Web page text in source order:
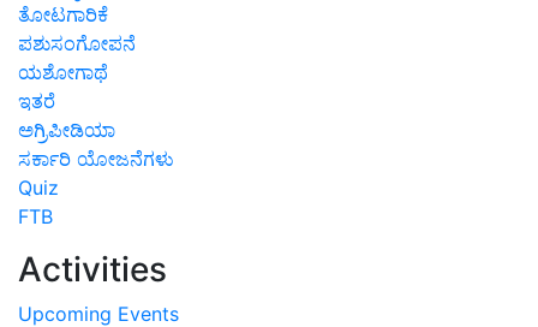
ತೋಟಗಾರಿಕೆ
ಪಶುಸಂಗೋಪನೆ
ಯಶೋಗಾಥೆ
ಇತರೆ
ಅಗ್ರಿಪೀಡಿಯಾ
ಸರ್ಕಾರಿ ಯೋಜನೆಗಳು
Quiz
FTB
Activities
Upcoming Events